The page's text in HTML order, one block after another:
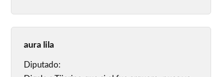
aura lila
Diputado: